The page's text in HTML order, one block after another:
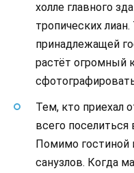
холле главного
тропических
принадлежащей
растёт огромный
Тем, кто приехал
всего
Помимо гостиной
санузлов. Когда